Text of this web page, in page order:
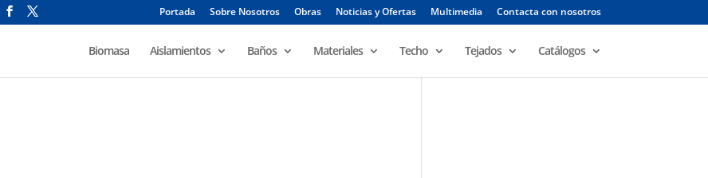
Portada Sobre Nosotros Obras Noticias y Ofertas Multimedia Contacta con nosotros
Biomasa Aislamientos Baños Materiales Techo Tejados Catálogos